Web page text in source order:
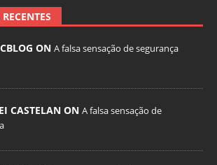
ON A falsa sensação de segurança
CASTELAN ON A falsa sensação de